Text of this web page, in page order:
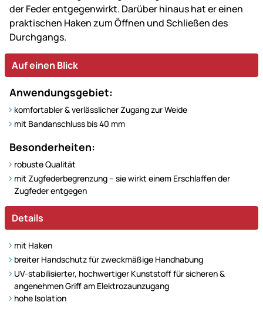
der Feder entgegenwirkt. Darüber hinaus hat er einen
praktischen Haken zum Öffnen und Schließen des
Durchgangs.
Auf einen Blick
Anwendungsgebiet:
komfortabler & verlässlicher Zugang zur Weide
mit Bandanschluss bis 40 mm
Besonderheiten:
robuste Qualität
mit Zugfederbegrenzung – sie wirkt einem Erschlaffen der
Zugfeder entgegen
Details
mit Haken
breiter Handschutz für zweckmäßige Handhabung
UV-stabilisierter, hochwertiger Kunststoff für sicheren &
angenehmen Griff am Elektrozaunzugang
hohe Isolation